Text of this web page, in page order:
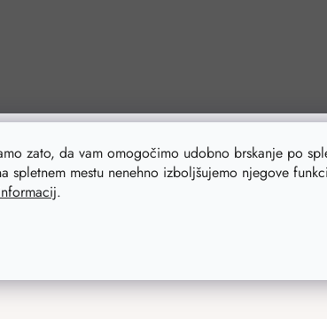
zato, da vam omogočimo udobno brskanje po
spletnem mestu nenehno izboljšujemo njegove
.